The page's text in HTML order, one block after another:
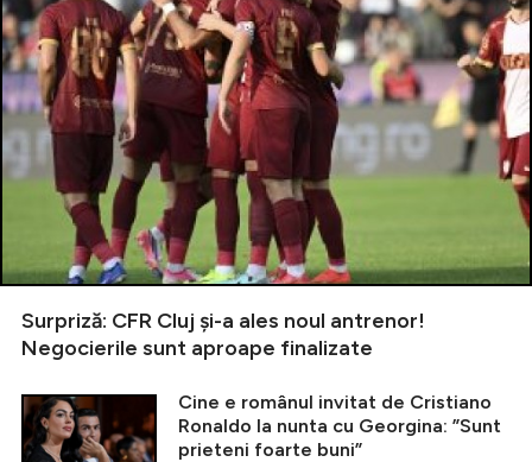
Surpriză: CFR Cluj și-a ales noul antrenor!
Negocierile sunt aproape finalizate
Cine e românul invitat de Cristiano
Ronaldo la nunta cu Georgina: ”Sunt
prieteni foarte buni”